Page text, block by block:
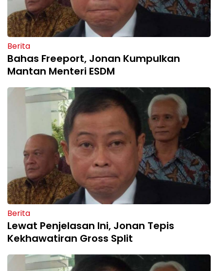
Berita
Bahas Freeport, Jonan Kumpulkan
Mantan Menteri ESDM
Berita
Lewat Penjelasan Ini, Jonan Tepis
Kekhawatiran Gross Split